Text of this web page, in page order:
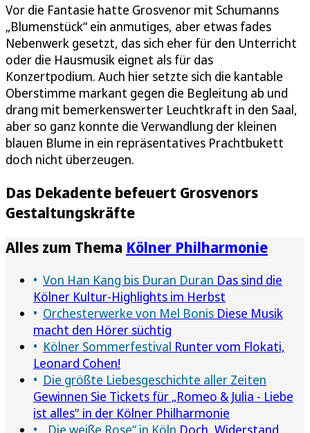
Vor die Fantasie hatte Grosvenor mit Schumanns
„Blumenstück“ ein anmutiges, aber etwas fades
Nebenwerk gesetzt, das sich eher für den Unterricht
oder die Hausmusik eignet als für das
Konzertpodium. Auch hier setzte sich die kantable
Oberstimme markant gegen die Begleitung ab und
drang mit bemerkenswerter Leuchtkraft in den Saal,
aber so ganz konnte die Verwandlung der kleinen
blauen Blume in ein repräsentatives Prachtbukett
doch nicht überzeugen.
Das Dekadente befeuert Grosvenors
Gestaltungskräfte
Alles zum Thema Kölner Philharmonie
Von Han Kang bis Duran Duran Das sind die
Kölner Kultur-Highlights im Herbst
Orchesterwerke von Mel Bonis Diese Musik
macht den Hörer süchtig
Kölner Sommerfestival Runter vom Flokati,
Leonard Cohen!
Die größte Liebesgeschichte aller Zeiten
Gewinnen Sie Tickets für „Romeo & Julia - Liebe
ist alles" in der Kölner Philharmonie
„Die weiße Rose“ in Köln Doch, Widerstand